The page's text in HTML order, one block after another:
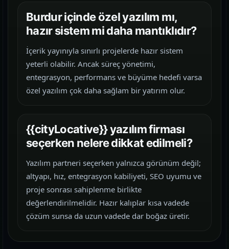
Burdur içinde özel yazılım mı,
hazır sistem mi daha mantıklıdır?
İçerik yayınıyla sınırlı projelerde hazır sistem
yeterli olabilir. Ancak süreç yönetimi,
entegrasyon, performans ve büyüme hedefi varsa
özel yazılım çok daha sağlam bir yatırım olur.
{{cityLocative}} yazılım firması
seçerken nelere dikkat edilmeli?
Yazılım partneri seçerken yalnızca görünüm değil;
altyapı, hız, entegrasyon kabiliyeti, SEO uyumu ve
proje sonrası sahiplenme birlikte
değerlendirilmelidir. Hazır kalıplar kısa vadede
çözüm sunsa da uzun vadede dar boğaz üretir.